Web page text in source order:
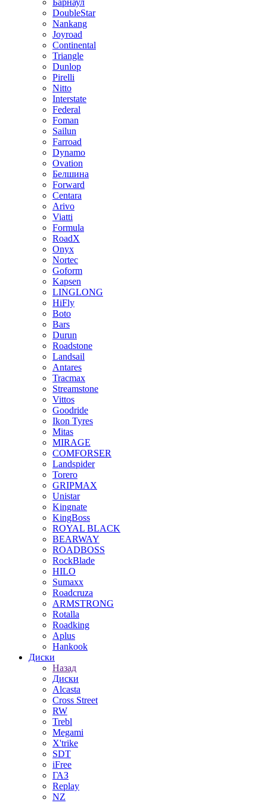
Барнаул
DoubleStar
Nankang
Joyroad
Continental
Triangle
Dunlop
Pirelli
Nitto
Interstate
Federal
Foman
Sailun
Farroad
Dynamo
Ovation
Белшина
Forward
Centara
Arivo
Viatti
Formula
RoadX
Onyx
Nortec
Goform
Kapsen
LINGLONG
HiFly
Boto
Bars
Durun
Roadstone
Landsail
Antares
Tracmax
Streamstone
Vittos
Goodride
Ikon Tyres
Mitas
MIRAGE
COMFORSER
Landspider
Torero
GRIPMAX
Unistar
Kingnate
KingBoss
ROYAL BLACK
BEARWAY
ROADBOSS
RockBlade
HILO
Sumaxx
Roadcruza
ARMSTRONG
Rotalla
Roadking
Aplus
Hankook
Диски
Назад
Диски
Alcasta
Cross Street
RW
Trebl
Megami
X'trike
SDT
iFree
ГАЗ
Replay
NZ